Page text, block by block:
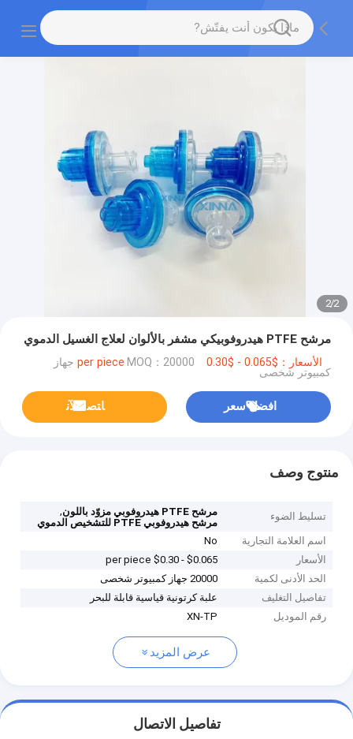
2
/
2
مرشح PTFE هيدروفوبيكي مشفر بالألوان لعلاج الغسيل الدموي
الأسعار：$0.065 - $0.30 per piece MOQ：20000 جهاز
كمبيوتر شخصى
افضل سعر ﺎﺘﺼﻟ ﺍﻶﻧ
منتوج وصف
تسليط الضوء مرشح PTFE هيدروفوبي مزوّد باللون
,
مرشح هيدروفوبي PTFE للتشخيص الدموي
اسم العلامة التجارية
No
الأسعار
$0.065 - $0.30 per piece
الحد الأدنى لكمية
20000 جهاز كمبيوتر شخصى
تفاصيل التغليف
علبة كرتونية قياسية قابلة للبحر
رقم الموديل
XN-TP
عرض المزيد
تفاصيل الاتصال